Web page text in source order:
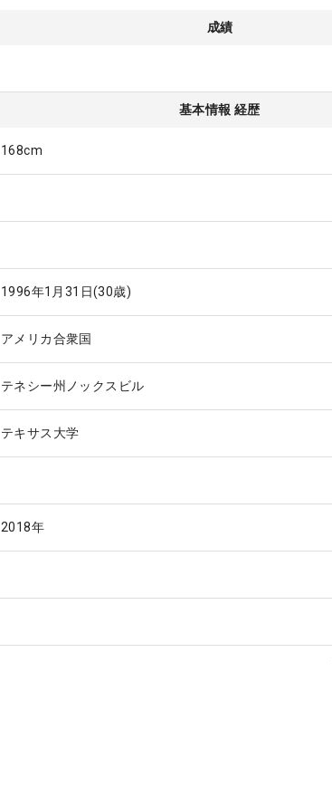
成績
基本情報 経歴
168cm
1996年1月31日(30歳)
アメリカ合衆国
テネシー州ノックスビル
テキサス大学
2018年